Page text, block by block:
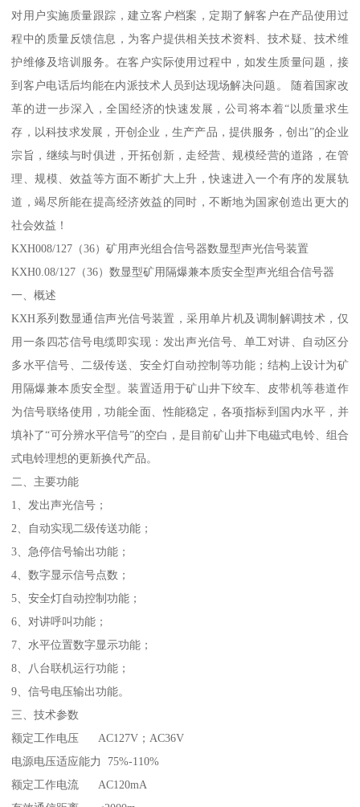
对用户实施质量跟踪，建立客户档案，定期了解客户在产品使用过
程中的质量反馈信息，为客户提供相关技术资料、技术疑、技术维
护维修及培训服务。在客户实际使用过程中，如发生质量问题，接
到客户电话后均能在内派技术人员到达现场解决问题。 随着国家改
革的进一步深入，全国经济的快速发展，公司将本着“以质量求生
存，以科技求发展，开创企业，生产产品，提供服务，创出”的企业
宗旨，继续与时俱进，开拓创新，走经营、规模经营的道路，在管
理、规模、效益等方面不断扩大上升，快速进入一个有序的发展轨
道，竭尽所能在提高经济效益的同时，不断地为国家创造出更大的
社会效益！
KXH008/127（36）矿用声光组合信号器数显型声光信号装置
KXH0.08/127（36）数显型矿用隔爆兼本质安全型声光组合信号器
一、概述
KXH系列数显通信声光信号装置，采用单片机及调制解调技术，仅
用一条四芯信号电缆即实现：发出声光信号、单工对讲、自动区分
多水平信号、二级传送、安全灯自动控制等功能；结构上设计为矿
用隔爆兼本质安全型。装置适用于矿山井下绞车、皮带机等巷道作
为信号联络使用，功能全面、性能稳定，各项指标到国内水平，并
填补了“可分辨水平信号”的空白，是目前矿山井下电磁式电铃、组合
式电铃理想的更新换代产品。
二、主要功能
1、发出声光信号；
2、自动实现二级传送功能；
3、急停信号输出功能；
4、数字显示信号点数；
5、安全灯自动控制功能；
6、对讲呼叫功能；
7、水平位置数字显示功能；
8、八台联机运行功能；
9、信号电压输出功能。
三、技术参数
额定工作电压 AC127V；AC36V
电源电压适应能力 75%-110%
额定工作电流 AC120mA